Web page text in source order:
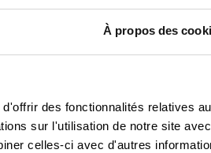
À propos des
des fonctionnalités relatives
sur l'utilisation de notre site
celles-ci avec d'autres